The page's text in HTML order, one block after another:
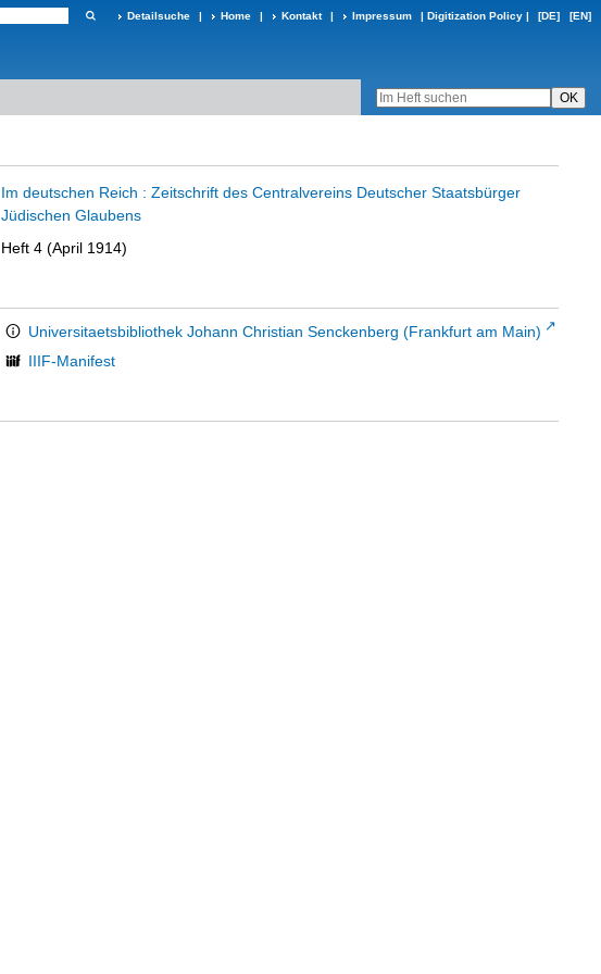
Detailsuche | Home | Kontakt | Impressum | Digitization Policy | [DE] [EN]
Im deutschen Reich : Zeitschrift des Centralvereins Deutscher Staatsbürger
Jüdischen Glaubens
Heft 4 (April 1914)
Universitaetsbibliothek Johann Christian Senckenberg (Frankfurt am Main)
IIIF-Manifest